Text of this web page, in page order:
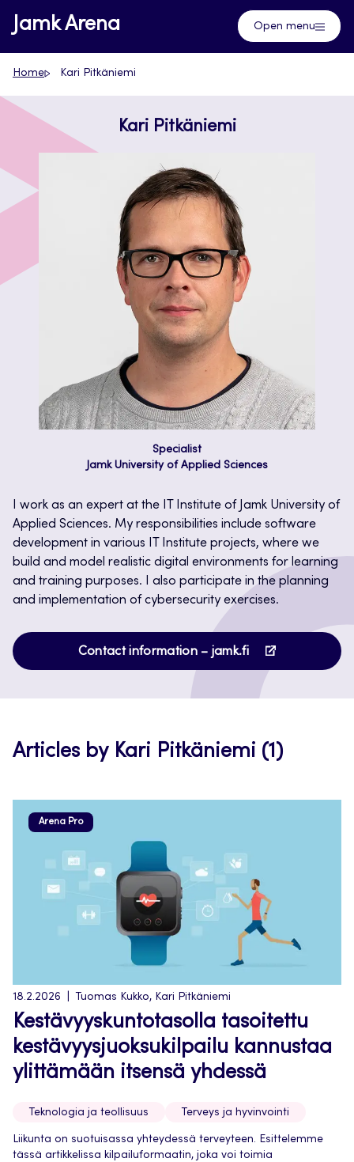
Skip
to
content
Jamk Arena Open menu
Home Kari Pitkäniemi
Kari Pitkäniemi
Specialist
Jamk University of Applied Sciences
I work as an expert at the IT Institute of Jamk University of
Applied Sciences. My responsibilities include software
development in various IT Institute projects, where we
build and model realistic digital environments for learning
and training purposes. I also participate in the planning
and implementation of cybersecurity exercises.
Contact information – jamk.fi
Opens
in
Articles by Kari Pitkäniemi (1)
Arena Pro
18.2.2026 Tuomas Kukko, Kari Pitkäniemi
Kestävyyskuntotasolla tasoitettu
kestävyysjuoksukilpailu kannustaa
ylittämään itsensä yhdessä
Teknologia ja teollisuus Terveys ja hyvinvointi
Liikunta on suotuisassa yhteydessä terveyteen. Esittelemme
tässä artikkelissa kilpailuformaatin, joka voi toimia